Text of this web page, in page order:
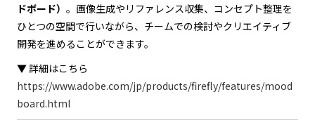
ドボード） 。画像生成やリファレンス収集、コンセプト整理を
ひとつの空間で行いながら、チームでの検討やクリエイティブ
開発を進めることができます。
▼ 詳細はこちら
https://www.adobe.com/jp/products/firefly/features/mood
board.html